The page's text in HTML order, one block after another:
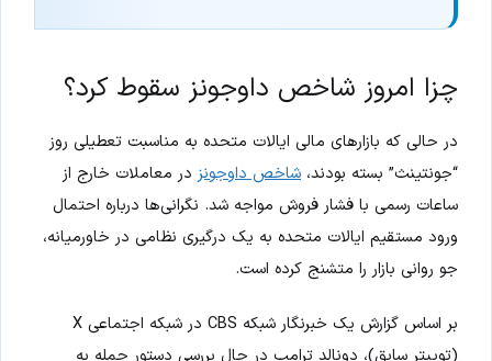
چزا امروز شاخص داوجونز سقوط کرد؟
در حالی که بازارهای مالی ایالات متحده به مناسبت تعطیلی روز
“جونتینث” بسته بودند، شاخص داوجونز در معاملات خارج از
ساعات رسمی با فشار فروش مواجه شد. نگرانی‌ها درباره احتمال
ورود مستقیم ایالات متحده به یک درگیری نظامی در خاورمیانه،
جو روانی بازار را متشنج کرده است.
بر اساس گزارش یک خبرنگار شبکه CBS در شبکه اجتماعی X
(توییتر سابق)، دونالد ترامپ در حال بررسی دستور حمله به